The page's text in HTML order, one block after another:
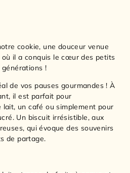
cookie, une douceur venue
il a conquis le cœur des petits
!
de vos pauses gourmandes ! À
il est parfait pour
lait, un café ou simplement pour
Un biscuit irrésistible, aux
qui évoque des souvenirs
de partage.